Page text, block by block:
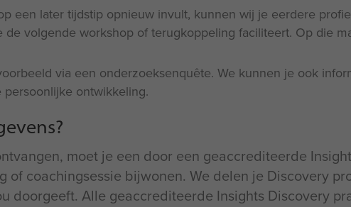
een later tijdstip opnieuw invult, kunnen wij je eerdere
volgende workshop of terugkoppeling faciliteert. Op die
via een onderzoeksenquête. We kunnen je ook
ontwikkeling.
moet je een door een geaccrediteerde
coachingsessie bijwonen. We delen je Discovery
doorgeeft. Alle geaccrediteerde Insights Discovery